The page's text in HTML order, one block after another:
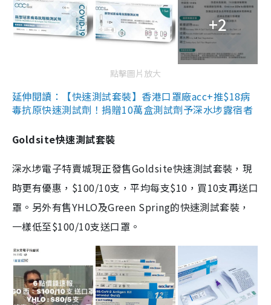
+2
點擊圖片放大
延伸閱讀：【快速測試套裝】香港口罩廠acc+推$18病
毒抗原快速測試劑！捐贈10萬盒測試劑予深水埗露宿者
Goldsite快速測試套裝
深水埗電子特賣城現正發售Goldsite快速測試套裝，現
時更有優惠，$100/10支，平均每支$10，買10支再送口
罩。另外有售YHLO及Green Spring的快速測試套裝，
一樣低至$100/10支送口罩。